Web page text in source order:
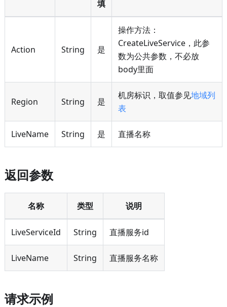
填
Action String 是
操作方法：
CreateLiveService，此参
数为公共参数，不必放
body里面
Region String 是
机房标识，取值参见地域列
表
LiveName String 是 直播名称
返回参数
名称 类型 说明
LiveServiceId String 直播服务id
LiveName String 直播服务名称
请求示例